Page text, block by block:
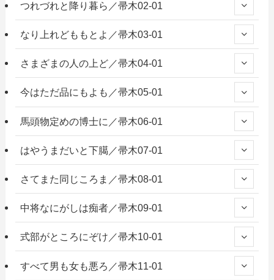
つれづれと降り暮ら／帚木02-01
なり上れどももとよ／帚木03-01
さまざまの人の上ど／帚木04-01
今はただ品にもよも／帚木05-01
馬頭物定めの博士に／帚木06-01
はやうまだいと下臈／帚木07-01
さてまた同じころま／帚木08-01
中将なにがしは痴者／帚木09-01
式部がところにぞけ／帚木10-01
すべて男も女も悪ろ／帚木11-01